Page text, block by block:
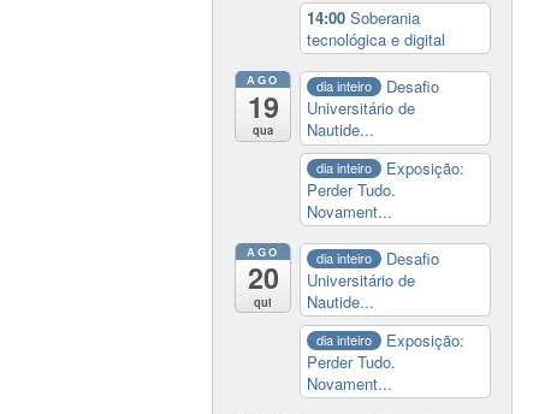
14:00Soberania
tecnológica e digital
AGO
19
qua
dia inteiro
Desafio
Universitário de
Nautide...
dia inteiro
Exposição:
Perder Tudo.
Novament...
AGO
20
qui
dia inteiro
Desafio
Universitário de
Nautide...
dia inteiro
Exposição:
Perder Tudo.
Novament...